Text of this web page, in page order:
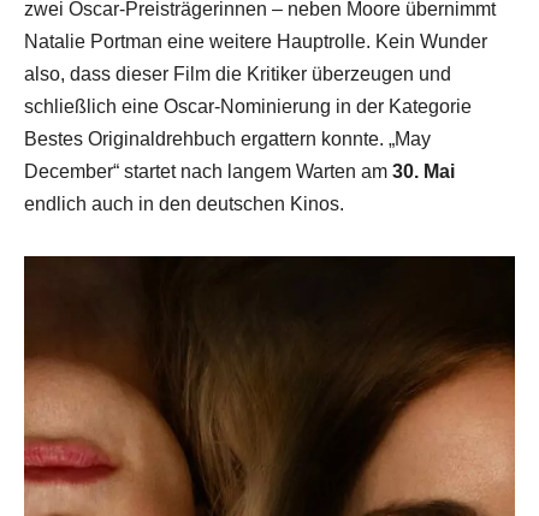
zwei Oscar-Preisträgerinnen – neben Moore übernimmt
Natalie Portman eine weitere Hauptrolle. Kein Wunder
also, dass dieser Film die Kritiker überzeugen und
schließlich eine Oscar-Nominierung in der Kategorie
Bestes Originaldrehbuch ergattern konnte. „May
December“ startet nach langem Warten am 30. Mai
endlich auch in den deutschen Kinos.